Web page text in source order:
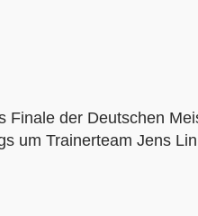
Finale der Deutschen
um Trainerteam Jens